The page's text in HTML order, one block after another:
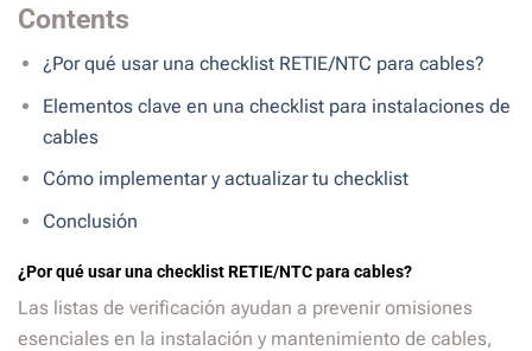
Contents
¿Por qué usar una checklist RETIE/NTC para cables?
Elementos clave en una checklist para instalaciones de
cables
Cómo implementar y actualizar tu checklist
Conclusión
¿Por qué usar una checklist RETIE/NTC para cables?
Las listas de verificación ayudan a prevenir omisiones
esenciales en la instalación y mantenimiento de cables,